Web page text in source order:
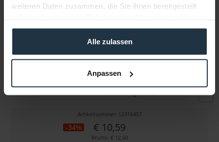
weiteren Daten zusammen, die Sie ihnen bereitgestellt
gesammelt haben.
Alle zulassen
Anpassen
On Set Headsets Tubeez (Malibu)
Akustikschlauch mit Kordelüberzug für z.B. FilmPro...
Artikelnummer: 12316457
-34% € 10,59
Brutto: € 12,60